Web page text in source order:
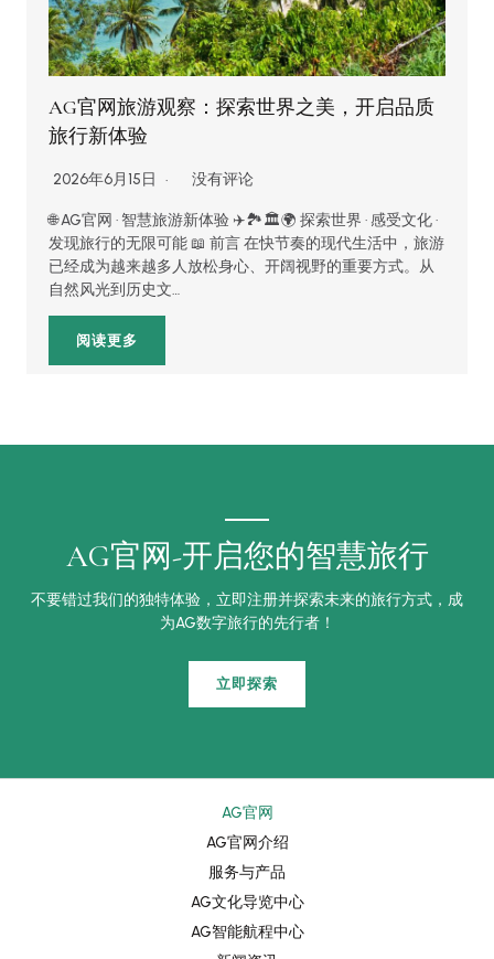
AG官网旅游观察：探索世界之美，开启品质
旅行新体验
2026年6月15日 没有评论
🌐 AG官网 · 智慧旅游新体验 ✈️🏞️🏛️🌍 探索世界 · 感受文化 ·
发现旅行的无限可能 📖 前言 在快节奏的现代生活中，旅游
已经成为越来越多人放松身心、开阔视野的重要方式。从
自然风光到历史文…
阅读更多
AG官网-开启您的智慧旅行
不要错过我们的独特体验，立即注册并探索未来的旅行方式，成
为AG数字旅行的先行者！
立即探索
AG官网
AG官网介绍
服务与产品
AG文化导览中心
AG智能航程中心